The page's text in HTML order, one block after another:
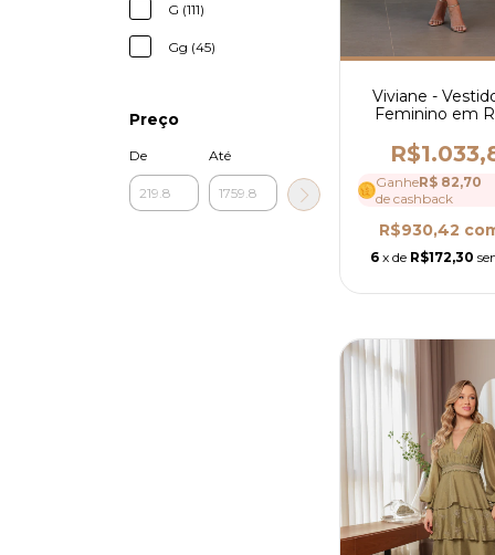
G (111)
Gg (45)
Preço
De Até
Viviane -
Feminino em
com Laço e
Longas - Ref
GanheR$ 82,70
de cashback
R$930,42
6 x de R$172,30